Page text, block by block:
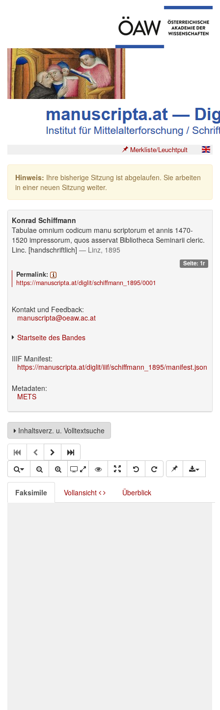
Merkliste/Leuchtpult
Hinweis: Ihre bisherige Sitzung ist abgelaufen. Sie arbeiten
in einer neuen Sitzung weiter.
Konrad Schiffmann
Tabulae omnium codicum manu scriptorum et annis 1470-
1520 impressorum, quos asservat Bibliotheca Seminarii cleric.
Linc. [handschriftlich] — Linz, 1895
Seite: 1r
Permalink:
https://manuscripta.at/diglit/schiffmann_1895/0001
Kontakt und Feedback:
manuscripta@oeaw.ac.at
Startseite des Bandes
IIIF Manifest:
https://manuscripta.at/diglit/iiif/schiffmann_1895/manifest.json
Metadaten:
METS
Inhaltsverz. u. Volltextsuche
Faksimile Vollansicht Überblick